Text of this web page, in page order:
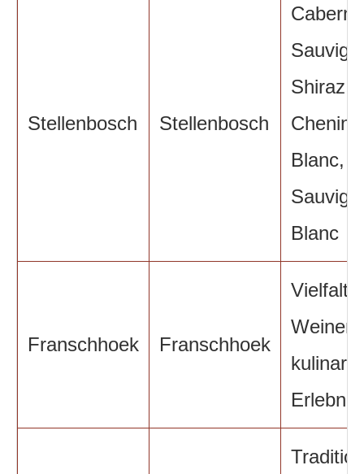
Stellenbosch Stellenbosch
Shiraz,
Chenin
Blanc,
Blanc
Franschhoek Franschhoek
Vielfalt
Weinen,